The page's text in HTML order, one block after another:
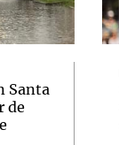
Santa
de